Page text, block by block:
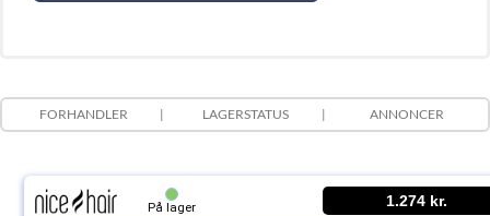
FORHANDLER LAGERSTATUS ANNONCER
På lager 1.274 kr.